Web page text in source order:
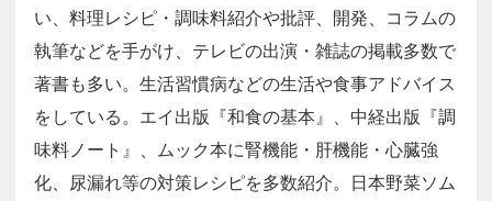
い、料理レシピ・調味料紹介や批評、開発、コラムの
執筆などを手がけ、テレビの出演・雑誌の掲載多数で
著書も多い。生活習慣病などの生活や食事アドバイス
をしている。エイ出版『和食の基本』、中経出版『調
味料ノート』、ムック本に腎機能・肝機能・心臓強
化、尿漏れ等の対策レシピを多数紹介。日本野菜ソム